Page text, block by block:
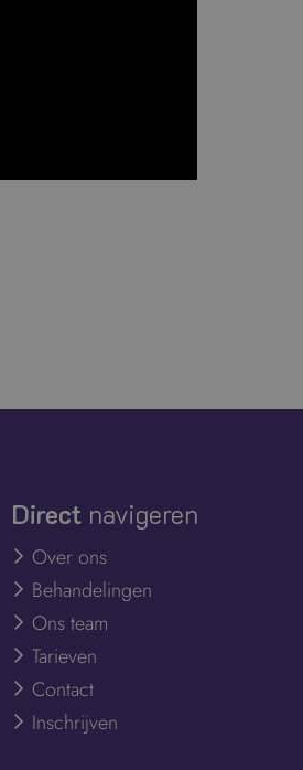
Direct navigeren
Over ons
Behandelingen
Ons team
Tarieven
Contact
Inschrijven